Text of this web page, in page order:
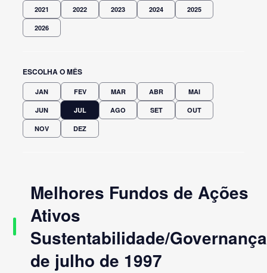
2021 2022 2023 2024 2025
2026
ESCOLHA O MÊS
JAN FEV MAR ABR MAI
JUN JUL AGO SET OUT
NOV DEZ
Melhores Fundos de Ações
Ativos
Sustentabilidade/Governança
de julho de 1997